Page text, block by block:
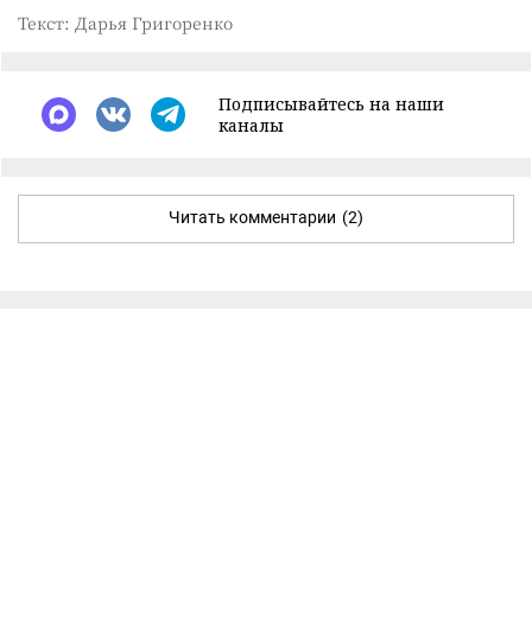
Текст: Дарья Григоренко
Подписывайтесь на наши
каналы
Читать комментарии (2)